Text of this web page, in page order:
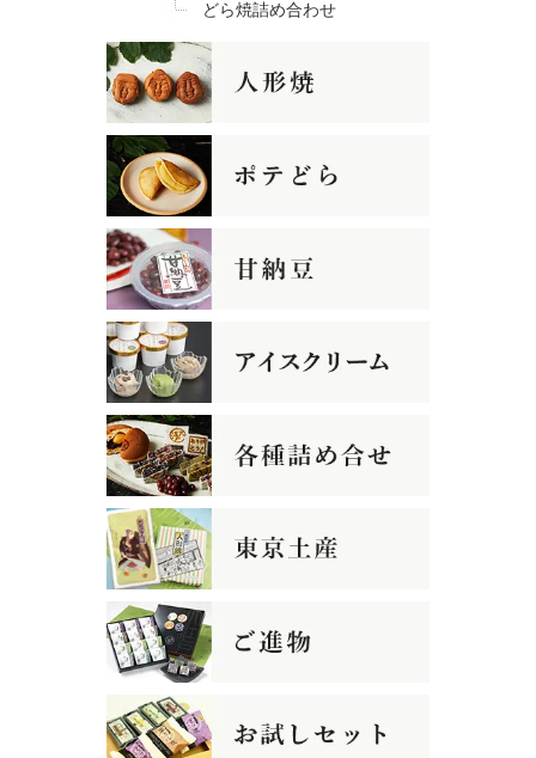
どら焼詰め合わせ